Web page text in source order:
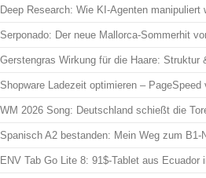
Deep Research: Wie KI-Agenten manipuliert
Serponado: Der neue Mallorca-Sommerhit
Gerstengras Wirkung für die Haare: Struktur
Shopware Ladezeit optimieren – PageSpeed
WM 2026 Song: Deutschland schießt die
Spanisch A2 bestanden: Mein Weg zum B1-
ENV Tab Go Lite 8: 91$-Tablet aus Ecuador